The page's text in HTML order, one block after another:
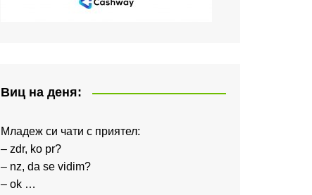
Виц на деня:
Младеж си чати с приятел:
– zdr, ko pr?
– nz, da se vidim?
– ok …